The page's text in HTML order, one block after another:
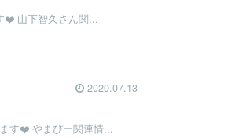
❤️ 山下智久さん関...
2020.07.13
す❤️ やまぴー関連情...